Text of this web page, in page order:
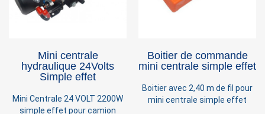
Mini centrale
hydraulique 24Volts
Simple effet
Mini Centrale 24 VOLT 2200W
simple effet pour camion
Boitier de commande
mini centrale simple effet
Boitier avec 2,40 m de fil pour
mini centrale simple effet